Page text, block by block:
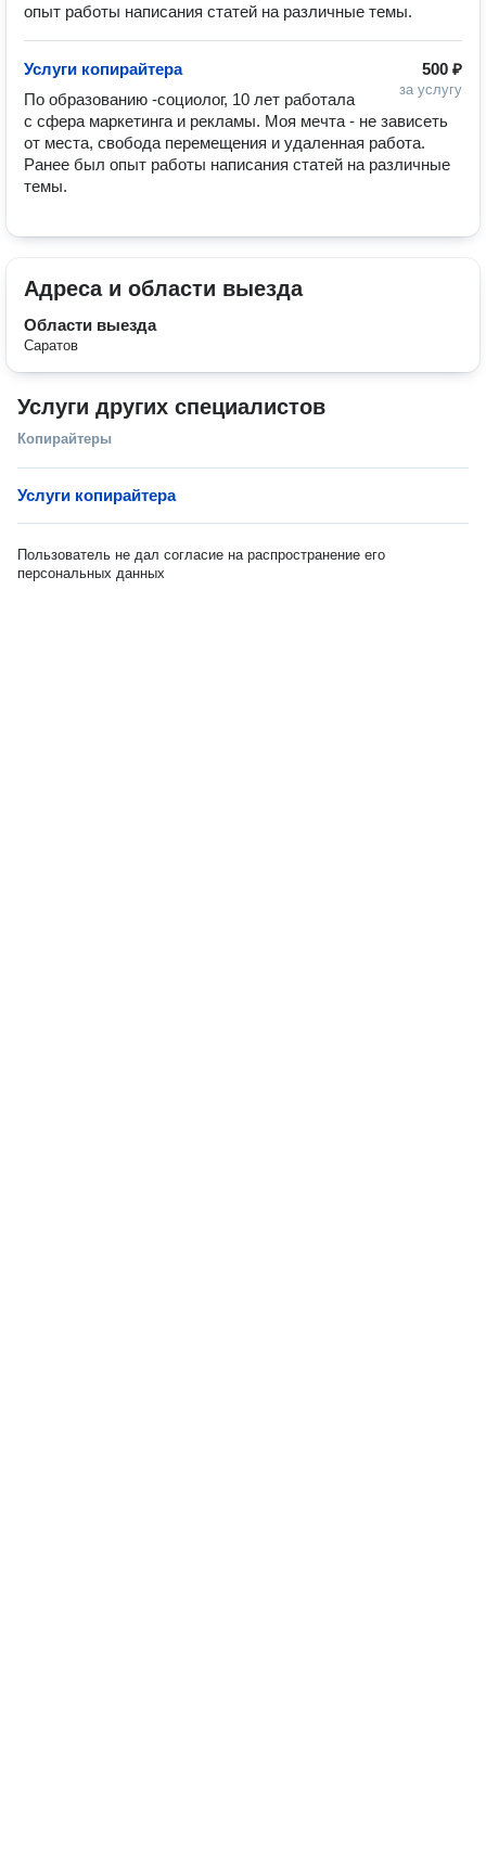
опыт работы написания статей на различные темы.
500 ₽
за услугу
Услуги копирайтера
По образованию -социолог, 10 лет работала
с сфера маркетинга и рекламы. Моя мечта - не зависеть
от места, свобода перемещения и удаленная работа.
Ранее был опыт работы написания статей на различные
темы.
Адреса и области выезда
Области выезда
Саратов
Услуги других специалистов
Копирайтеры
Услуги копирайтера
Пользователь не дал согласие на распространение его
персональных данных